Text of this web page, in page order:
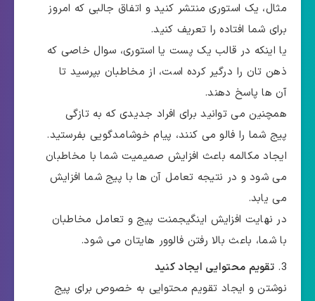
مثال، یک استوری منتشر کنید و اتفاق جالبی که امروز
برای شما افتاده را تعریف کنید.
یا اینکه در قالب یک پست یا استوری، سوال خاصی که
ذهن تان را درگیر کرده است، از مخاطبان بپرسید تا
آن ها پاسخ دهند.
همچنین می توانید برای افراد جدیدی که به تازگی
پیج شما را فالو می کنند، پیام خوشامدگویی بفرستید.
ایجاد مکالمه باعث افزایش صمیمیت شما با مخاطبان
می شود و در نتیجه تعامل آن ها با پیج شما افزایش
می یابد.
در نهایت افزایش اینگیجمنت پیج و تعامل مخاطبان
با شما، باعث بالا رفتن فالوور هایتان می شود.
تقویم محتوایی ایجاد کنید
نوشتن و ایجاد تقویم محتوایی به خصوص برای پیج